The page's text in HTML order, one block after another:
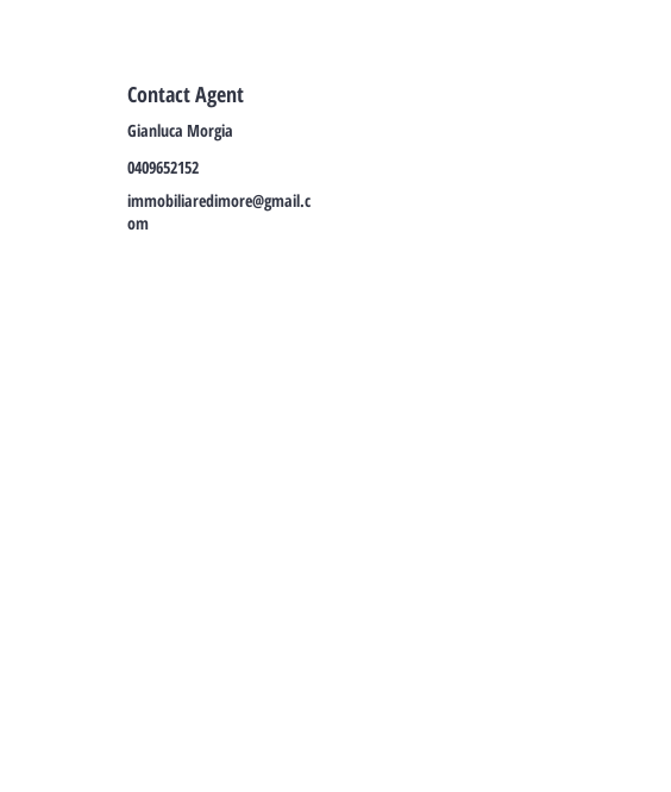
Contact Agent
Gianluca Morgia
0409652152
immobiliaredimore@gmail.c
om